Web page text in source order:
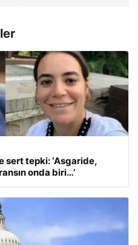
sert tepki: ‘Asgaride,
onda biri…’